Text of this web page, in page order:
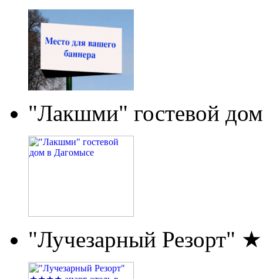
"Лакшми" гостевой
"Лучезарный Резорт"